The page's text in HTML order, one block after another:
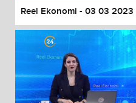
Reel Ekonomi - 03 03 2023